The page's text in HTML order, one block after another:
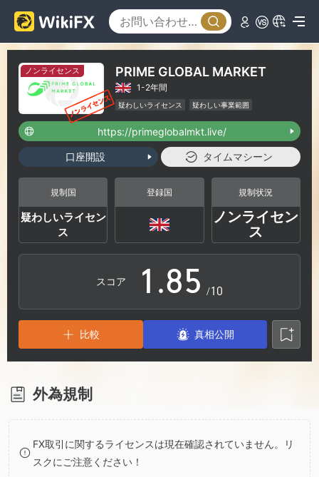
ノンライセンス PRIME GLOBAL MARKET
1-2年間
疑わしいライセンス
疑わしい事業範囲
ハイリスクレベル
https://primeglobalmkt.live/
口座開設 タイムマシーン
規制国
疑わしいライセン
ス
登録国 規制状況
ノンライセン
ス
スコア
0
1
2
3
5
.
2
3
4
5
6
7
8
9
0
1
2
3
4
5
6
7
9
/10
比較 真相公開
外為規制
FX取引に関するライセンスは現在確認されていません。リ
スクにご注意ください！